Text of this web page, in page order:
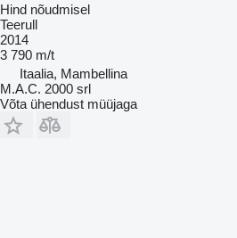
Hind nõudmisel
Teerull
2014
3 790 m/t
Itaalia, Mambellina
M.A.C. 2000 srl
Võta ühendust müüjaga